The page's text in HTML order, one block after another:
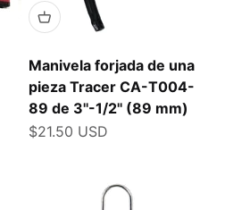
Manivela forjada de una
pieza Tracer CA-T004-
89 de 3''-1/2'' (89 mm)
Precio de oferta
$21.50 USD